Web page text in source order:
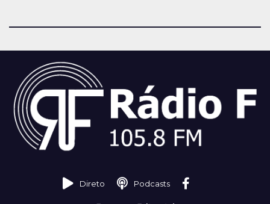
Direto Podcasts